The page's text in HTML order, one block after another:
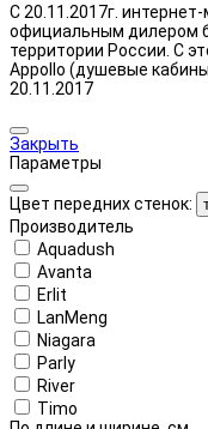
С 20.11.2017г.
официальным дилером
территории России. С
Appollo (душевые
20.11.2017
Закрыть
Параметры
Цвет передних стенок:
Производитель
Aquadush
Avanta
Erlit
LanMeng
Niagara
Parly
River
Timo